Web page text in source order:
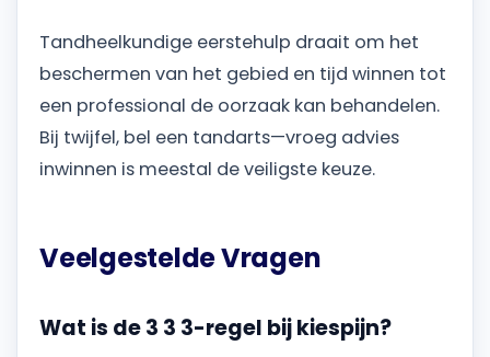
Tandheelkundige eerstehulp draait om het
beschermen van het gebied en tijd winnen tot
een professional de oorzaak kan behandelen.
Bij twijfel, bel een tandarts—vroeg advies
inwinnen is meestal de veiligste keuze.
Veelgestelde Vragen
Wat is de 3 3 3-regel bij kiespijn?